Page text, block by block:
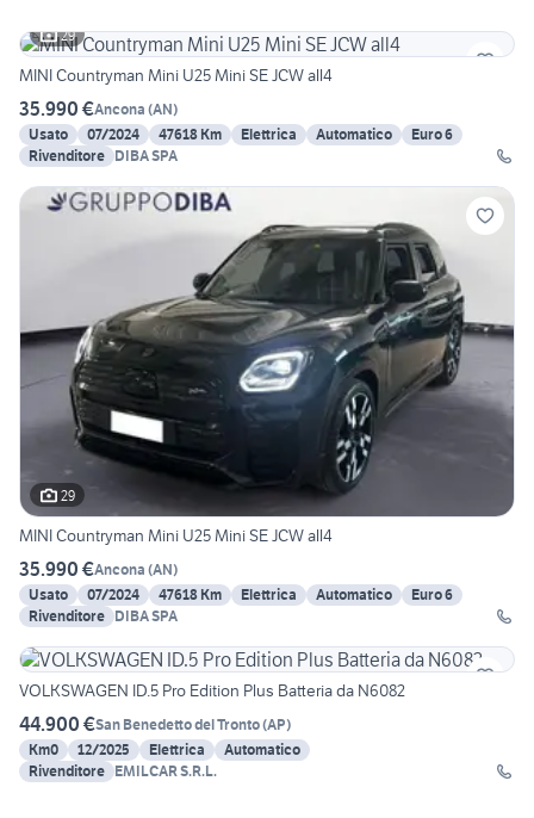
29
MINI Countryman Mini U25 Mini SE JCW all4
35.990 €Ancona (AN)
Usato
07/2024 47618 Km Elettrica Automatico
Euro 6
Rivenditore DIBA SPA
29
MINI Countryman Mini U25 Mini SE JCW all4
35.990 €Ancona (AN)
Usato
07/2024 47618 Km Elettrica Automatico
Euro 6
Rivenditore DIBA SPA
VOLKSWAGEN ID.5 Pro Edition Plus Batteria da N6082
44.900 €San Benedetto del Tronto(AP)
Km0
12/2025 Elettrica
Automatico
Rivenditore EMILCAR S.R.L.